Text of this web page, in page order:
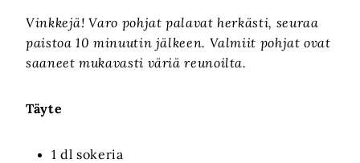
Vinkkejä! Varo pohjat palavat herkästi, seuraa
paistoa 10 minuutin jälkeen. Valmiit pohjat ovat
saaneet mukavasti väriä reunoilta.
Täyte
1 dl sokeria